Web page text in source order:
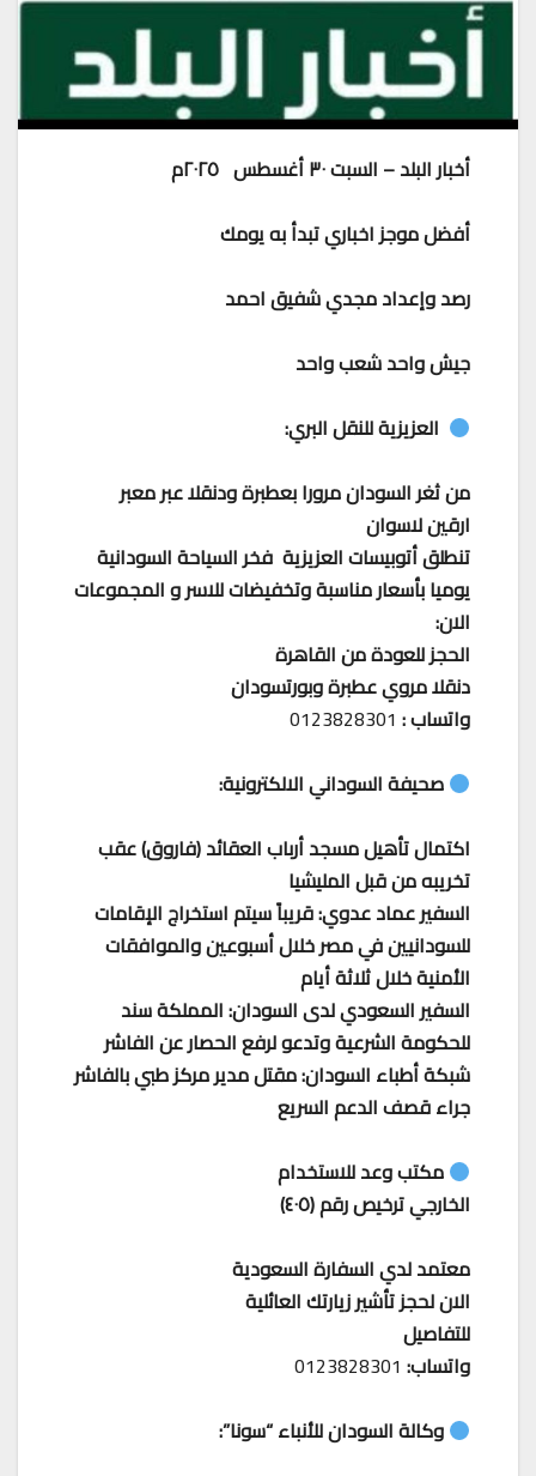
أخبار البلد – السبت ٣٠ أغسطس ٢٠٢٥م
أفضل موجز اخباري تبدأ به يومك
رصد وإعداد مجدي شفيق احمد
جيش واحد شعب واحد
العزيزية للنقل البري:
من ثغر السودان مرورا بعطبرة ودنقلا عبر معبر
ارقين لاسوان
تنطلق أتوبيسات العزيزية فخر السياحة السودانية
يوميا بأسعار مناسبة وتخفيضات للاسر و المجموعات
الان:
الحجز للعودة من القاهرة
دنقلا مروي عطبرة وبورتسودان
واتساب : 0123828301
صحيفة السوداني الالكترونية:
اكتمال تأهيل مسجد أرباب العقائد (فاروق) عقب
تخريبه من قبل المليشيا
السفير عماد عدوي: قريباً سيتم استخراج الإقامات
للسودانيين في مصر خلال أسبوعين والموافقات
الأمنية خلال ثلاثة أيام
السفير السعودي لدى السودان: المملكة سند
للحكومة الشرعية وتدعو لرفع الحصار عن الفاشر
شبكة أطباء السودان: مقتل مدير مركز طبي بالفاشر
جراء قصف الدعم السريع
مكتب وعد للاستخدام
الخارجي ترخيص رقم (٤٠٥)
معتمد لدي السفارة السعودية
الان لحجز تأشير زيارتك العائلية
للتفاصيل
واتساب: 0123828301
وكالة السودان للأنباء “سونا”: